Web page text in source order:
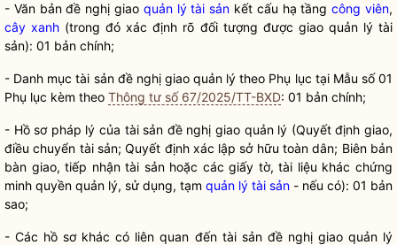
- Văn bản đề nghị giao quản lý tài sản kết cấu hạ tầngcông viên,
cây xanh (trong đó xác định rõ đối tượng được giao quản lý tài
sản): 01 bản chính;
- Danh mục tài sản đề nghị giao quản lý theo Phụ lục tại Mẫu số 01
Phụ lục kèm theo Thông tư số 67/2025/TT-BXD: 01 bản chính;
- Hồ sơ pháp lý của tài sản đề nghị giao quản lý (Quyết định giao,
điều chuyển tài sản; Quyết định xác lập sở hữu toàn dân; Biên bản
bàn giao, tiếp nhận tài sản hoặc các giấy tờ, tài liệu khác chứng
minh quyền quản lý, sử dụng, tạm quản lý tài sản - nếu có): 01 bản
sao;
- Các hồ sơ khác có liên quan đến tài sản đề nghị giao quản lý